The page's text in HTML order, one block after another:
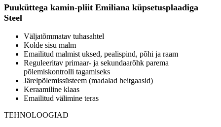
normidele:
B-VG, Ecodesign
Garantii:
VÄHEM INFOT
Puuküttega kamin-pliit Emiliana küpsetusplaadiga
Steel
Väljatõmmatav tuhasahtel
Kolde sisu malm
Emailitud malmist uksed, pealispind, põhi ja raam
Reguleeritav primaar- ja sekundaarõhk parema
põlemiskontrolli tagamiseks
Järelpõlemissüsteem (madalad heitgaasid)
Keraamiline klaas
Emailitud välimine teras
TEHNOLOOGIAD